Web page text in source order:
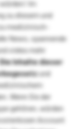
Im
zu diesem und
medizinisch-
News, spannende
vieles mehr
Die Inhalte dieser
und
Wenn Sie der
gehören, würden
Account